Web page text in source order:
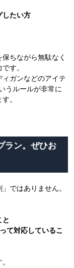
したい方
ちながら無駄なく
す。
ガンなどのアイテ
うルールが非常に
。
ラン。ぜひお
ではありません。
と
て対応しているこ